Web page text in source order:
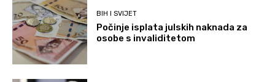
BIH I SVIJET
Počinje isplata julskih naknada za
osobe s invaliditetom